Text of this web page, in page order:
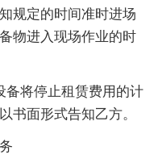
规定的时间准时进场
物进入现场作业的时
将停止租赁费用的计
书面形式告知乙方。